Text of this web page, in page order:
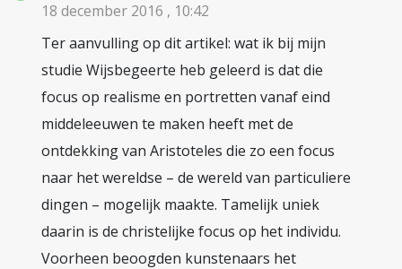
18 december 2016 , 10:42
Ter aanvulling op dit artikel: wat ik bij mijn
studie Wijsbegeerte heb geleerd is dat die
focus op realisme en portretten vanaf eind
middeleeuwen te maken heeft met de
ontdekking van Aristoteles die zo een focus
naar het wereldse – de wereld van particuliere
dingen – mogelijk maakte. Tamelijk uniek
daarin is de christelijke focus op het individu.
Voorheen beoogden kunstenaars het